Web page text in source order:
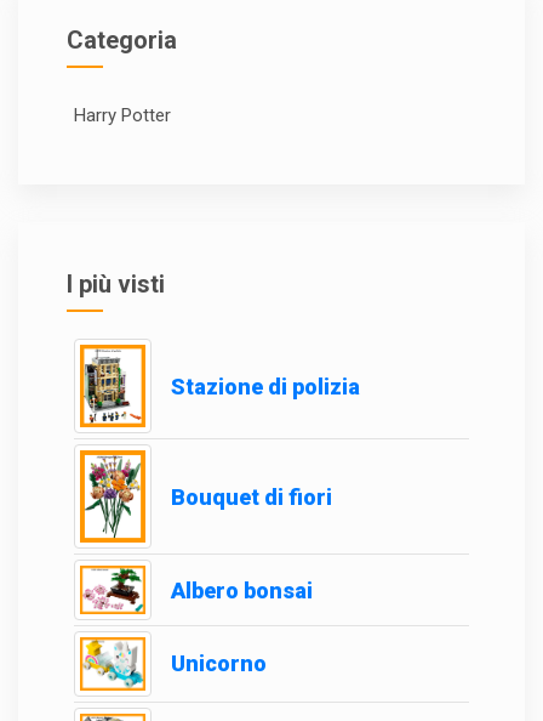
Categoria
Harry Potter
I più visti
Stazione di polizia
Bouquet di fiori
Albero bonsai
Unicorno